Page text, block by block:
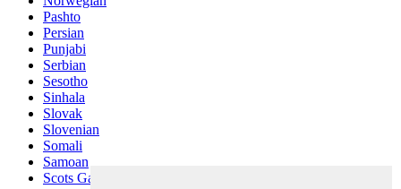
Pashto
Persian
Punjabi
Serbian
Sesotho
Sinhala
Slovak
Slovenian
Somali
Samoan
Scots Gaelic